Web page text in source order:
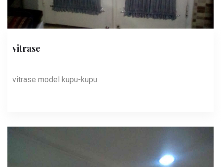
vitrase
vitrase model kupu-kupu